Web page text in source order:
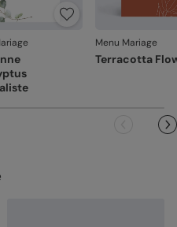
Menu Mariage
Terracotta